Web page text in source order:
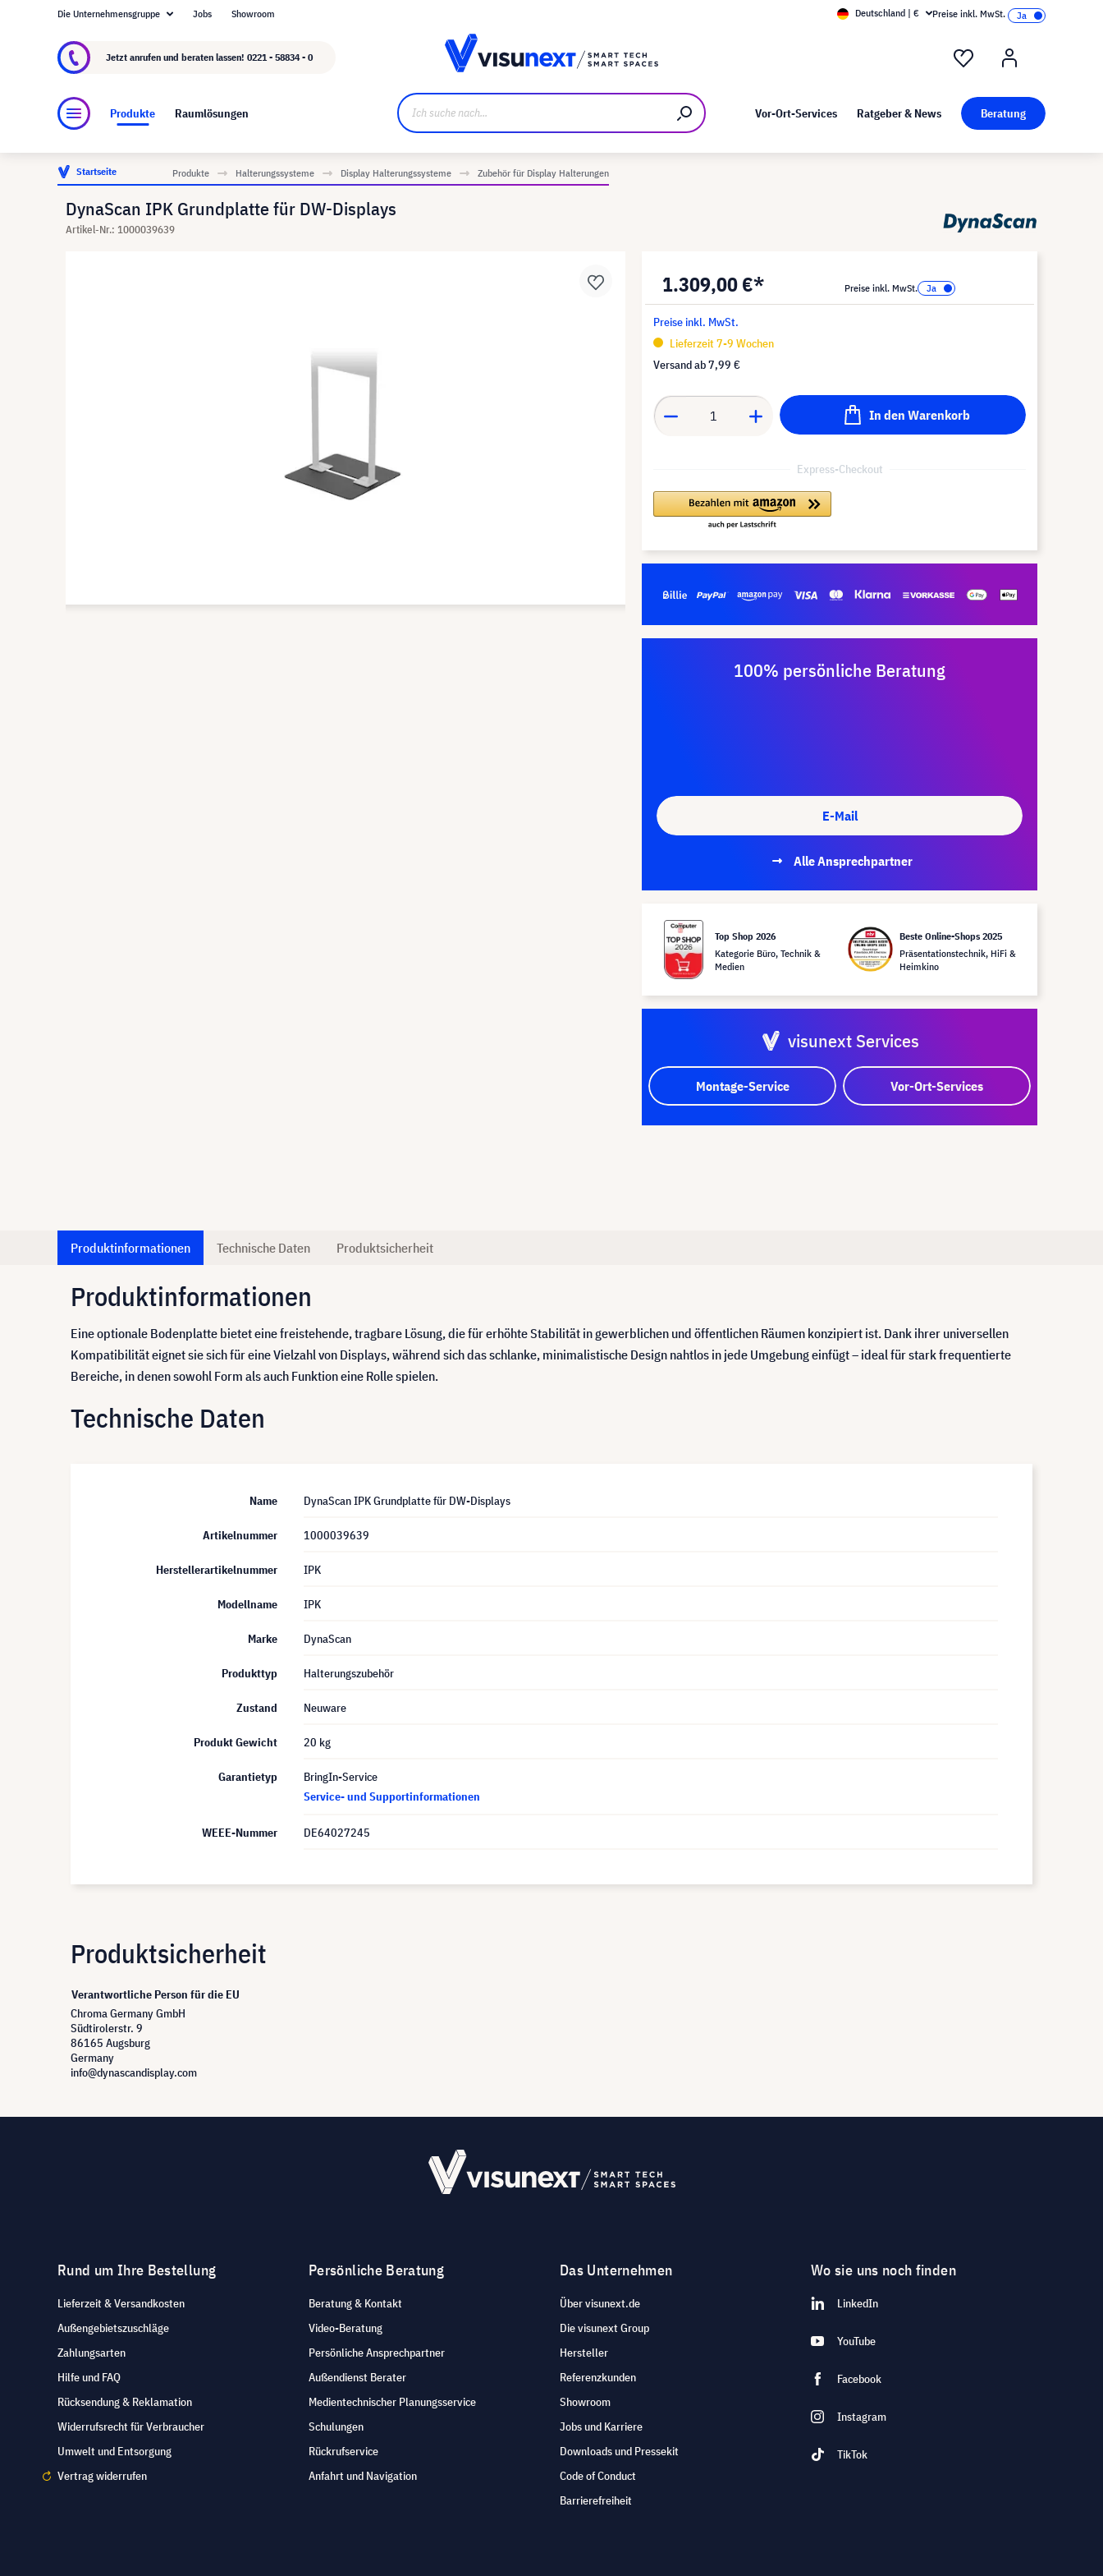
Über visunext.de Kunst bei visunext
Die Unternehmensgruppe Jobs Showroom Deutschland | € Preise inkl. MwSt.
Jetzt anrufen und beraten lassen! 0221 - 58834 - 0
Produkte Raumlösungen Vor-Ort-Services Ratgeber & News Beratung
Startseite Produkte Halterungssysteme Display Halterungssysteme Zubehör für Display Halterungen
DynaScan IPK Grundplatte für DW-Displays
Artikel-Nr.: 1000039639
1.309,00 €* Preise inkl. MwSt.
Preise inkl. MwSt.
Lieferzeit 7-9 Wochen
Versand ab7,99 €
In den Warenkorb
Express-Checkout
100% persönliche Beratung
E-Mail
Alle Ansprechpartner
Top Shop 2026
Kategorie Büro, Technik &
Medien
Beste Online-Shops 2025
Präsentationstechnik, HiFi &
Heimkino
visunext Services
Montage-Service Vor-Ort-Services
Produktinformationen Technische Daten Produktsicherheit
Produktinformationen
Eine optionale Bodenplatte bietet eine freistehende, tragbare Lösung, die für erhöhte Stabilität in gewerblichen und öffentlichen Räumen konzipiert ist. Dank ihrer universellen
Kompatibilität eignet sie sich für eine Vielzahl von Displays, während sich das schlanke, minimalistische Design nahtlos in jede Umgebung einfügt – ideal für stark frequentierte
Bereiche, in denen sowohl Form als auch Funktion eine Rolle spielen.
Technische Daten
Name DynaScan IPK Grundplatte für DW-Displays
Artikelnummer 1000039639
Herstellerartikelnummer IPK
Modellname IPK
Marke DynaScan
Produkttyp Halterungszubehör
Zustand Neuware
Produkt Gewicht 20 kg
Garantietyp
BringIn-Service
Service- und Supportinformationen
WEEE-Nummer DE64027245
Produktsicherheit
Verantwortliche Person für die EU
Chroma Germany GmbH
Südtirolerstr. 9
86165 Augsburg
Germany
info@dynascandisplay.com
Rund um Ihre Bestellung
Lieferzeit & Versandkosten
Außengebietszuschläge
Zahlungsarten
Hilfe und FAQ
Rücksendung & Reklamation
Widerrufsrecht für Verbraucher
Umwelt und Entsorgung
Vertrag widerrufen
Persönliche Beratung
Beratung & Kontakt
Video-Beratung
Persönliche Ansprechpartner
Außendienst Berater
Medientechnischer Planungsservice
Schulungen
Rückrufservice
Anfahrt und Navigation
Das Unternehmen
Über visunext.de
Die visunext Group
Hersteller
Referenzkunden
Showroom
Jobs und Karriere
Downloads und Pressekit
Code of Conduct
Barrierefreiheit
Wo sie uns noch finden
LinkedIn
YouTube
Facebook
Instagram
TikTok